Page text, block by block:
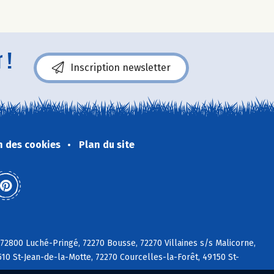
! Inscription newsletter
des cookies Plan du site
Luché-Pringé, 72270 Bousse, 72270 Villaines s/s Malicorne,
St-Jean-de-la-Motte, 72270 Courcelles-la-Forêt, 49150 St-